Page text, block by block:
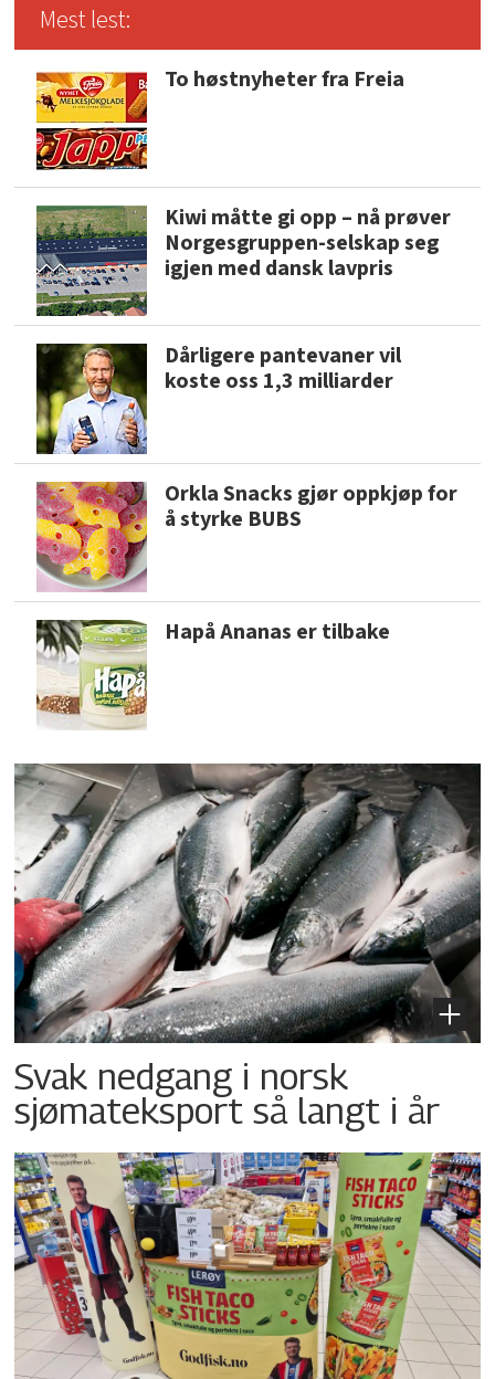
Mest lest:
To høstnyheter fra Freia
Kiwi måtte gi opp – nå prøver
Norgesgruppen-selskap seg
igjen med dansk lavpris
Dårligere pantevaner vil
koste oss 1,3 milliarder
Orkla Snacks gjør oppkjøp for
å styrke BUBS
Hapå Ananas er tilbake
Svak nedgang i norsk
sjømateksport så langt i år